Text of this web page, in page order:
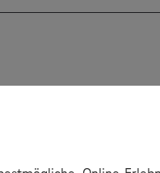
Tests dokumentieren